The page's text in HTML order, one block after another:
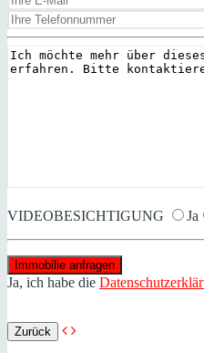
VIDEOBESICHTIGUNG Ja
Ja, ich habe die
Zurück